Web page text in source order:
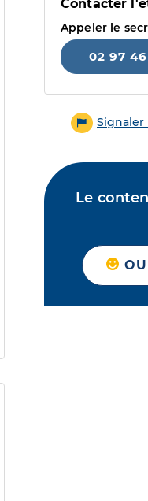
Contacter
Appeler le
02 97
Le
OUI